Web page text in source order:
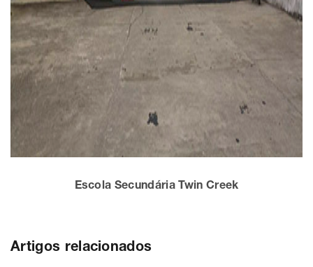
Escola Secundária Twin Creek
Artigos relacionados